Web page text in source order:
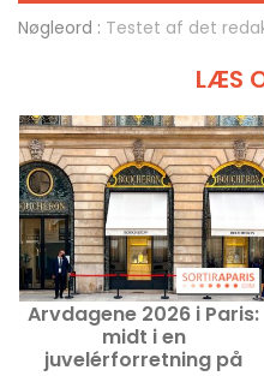
Nøgleord : Testet af det
LÆS
Arvdagene 2026 i Paris:
midt i en
juvelérforretning på